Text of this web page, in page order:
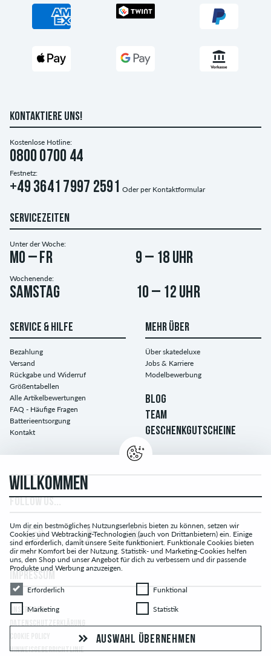
KONTAKTIERE UNS!
Kostenlose Hotline:
0800 0700 44
Festnetz:
+49 3641 7997 2591 Oder per Kontaktformular
SERVICEZEITEN
Unter der Woche:
Mo – Fr 9 – 18 Uhr
Wochenende:
Samstag 10 – 12 Uhr
SERVICE & HILFE
Bezahlung
Versand
Rückgabe und Widerruf
Größentabellen
Alle Artikelbewertungen
FAQ - Häufige Fragen
Batterieentsorgung
Kontakt
MEHR ÜBER
Über skatedeluxe
Jobs & Karriere
Modelbewerbung
BLOG
TEAM
GESCHENKGUTSCHEINE
UNSERE AGB
HINWEISGEBERRICHTLINIE
WILLKOMMEN
Um dir ein bestmögliches Nutzungserlebnis bieten zu können, setzen wir
Cookies und Webtracking-Technologien (auch von Drittanbietern) ein. Einige
sind erforderlich, damit unsere Seite funktioniert. Funktionale Cookies bieten
dir mehr Komfort bei der Nutzung. Statistik- und Marketing-Cookies helfen
uns, den Shop und unser Angebot für dich zu verbessern und dir passende
Produkte und Werbung anzuzeigen.
Erforderlich
Erforderlich FunktionalFunktional
MarketingMarketing StatistikStatistik
AUSWAHL ÜBERNEHMEN